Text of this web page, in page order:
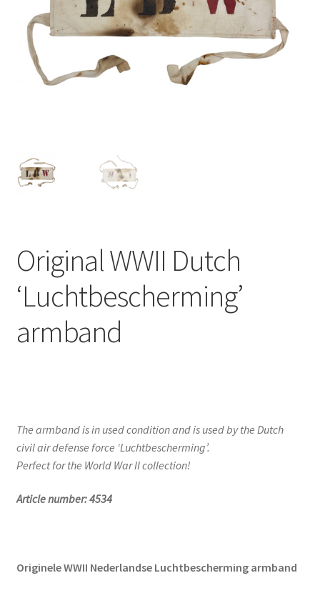
Original WWII Dutch
‘Luchtbescherming’
armband
The armband is in used condition and is used by the Dutch
civil air defense force ‘Luchtbescherming’.
Perfect for the World War II collection!
Article number: 4534
Originele WWII Nederlandse Luchtbescherming armband